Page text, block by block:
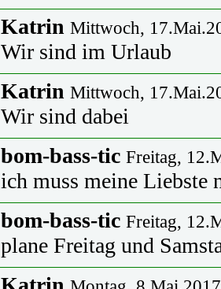
Katrin Mittwoch,
Wir sind im Urlaub
Katrin Mittwoch,
Wir sind dabei
bom-bass-tic Freitag,
ich muss meine Liebste
bom-bass-tic Freitag,
plane Freitag und